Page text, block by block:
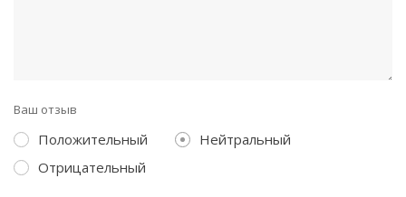
Ваш отзыв
Положительный
Нейтральный
Отрицательный